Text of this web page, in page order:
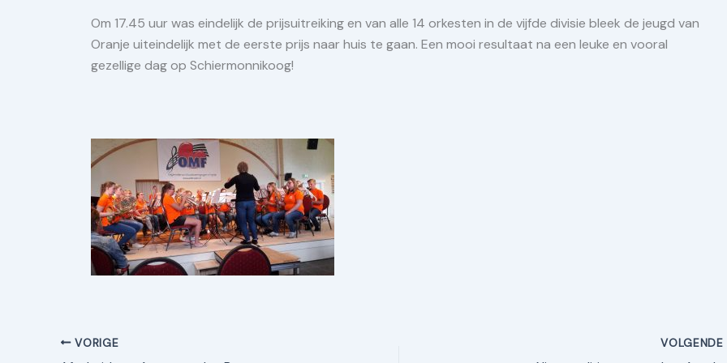
Om 17.45 uur was eindelijk de prijsuitreiking en van alle 14 orkesten in de vijfde divisie bleek de jeugd van
Oranje uiteindelijk met de eerste prijs naar huis te gaan. Een mooi resultaat na een leuke en vooral
gezellige dag op Schiermonnikoog!
VORIGE VOLGENDE